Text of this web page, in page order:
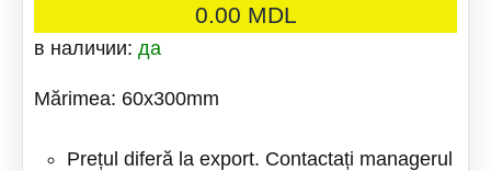
0.00 MDL
в наличии: да
Mărimea: 60x300mm
Prețul diferă la export. Contactați managerul